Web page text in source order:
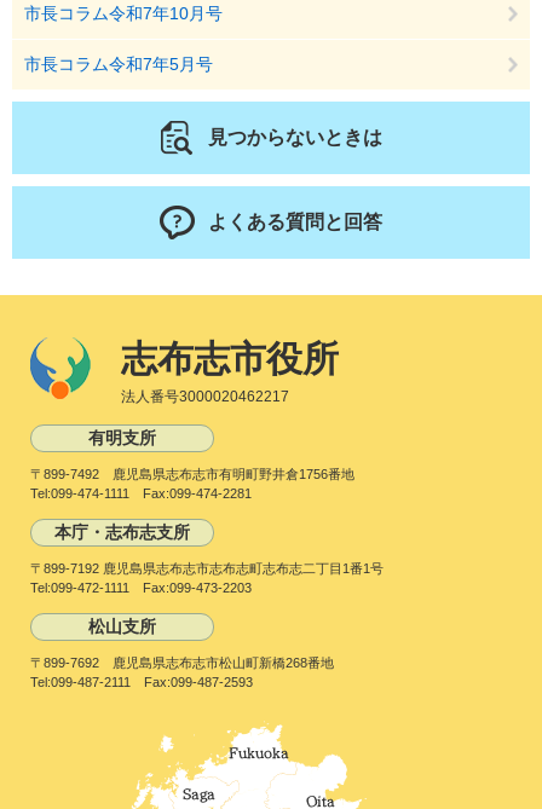
市長コラム令和7年10月号
市長コラム令和7年5月号
見つからないときは
よくある質問と回答
志布志市役所
法人番号3000020462217
有明支所
〒899-7492 鹿児島県志布志市有明町野井倉1756番地
Tel:099-474-1111 Fax:099-474-2281
本庁・志布志支所
〒899-7192 鹿児島県志布志市志布志町志布志二丁目1番1号
Tel:099-472-1111 Fax:099-473-2203
松山支所
〒899-7692 鹿児島県志布志市松山町新橋268番地
Tel:099-487-2111 Fax:099-487-2593